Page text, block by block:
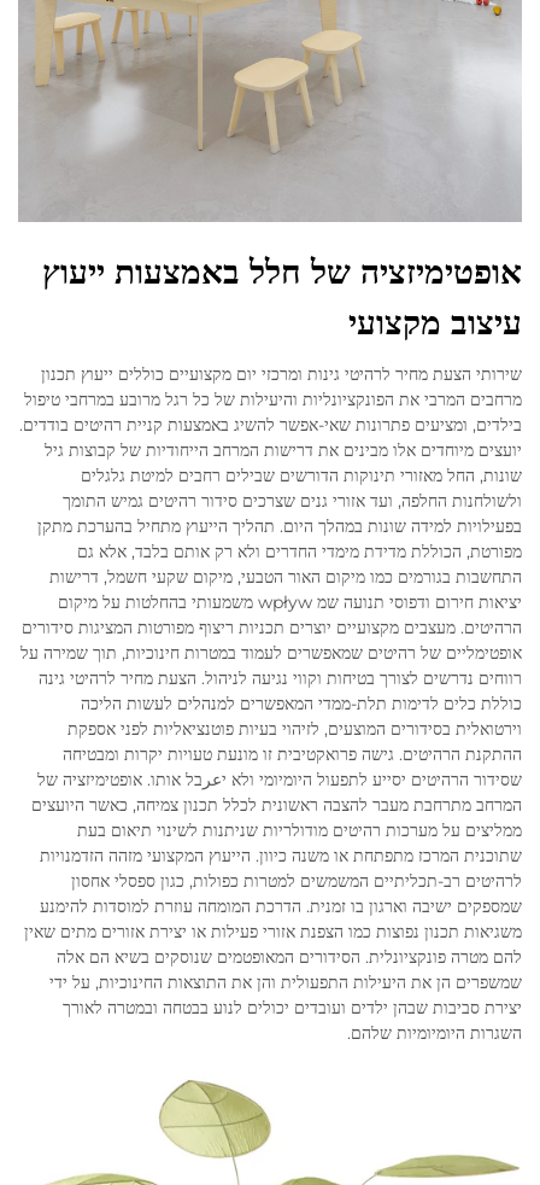
אופטימיזציה של חלל באמצעות ייעוץ
עיצוב מקצועי
שירותי הצעת מחיר לרהיטי גינות ומרכזי יום מקצועיים כוללים ייעוץ תכנון
מרחבים המרבי את הפונקציונליות והיעילות של כל רגל מרובע במרחבי טיפול
בילדים, ומציעים פתרונות שאי-אפשר להשיג באמצעות קניית רהיטים בודדים.
יועצים מיוחדים אלו מבינים את דרישות המרחב הייחודיות של קבוצות גיל
שונות, החל מאזורי תינוקות הדורשים שבילים רחבים למיטת גלגלים
ולשולחנות החלפה, ועד אזורי גנים שצרכים סידור רהיטים גמיש התומך
בפעילויות למידה שונות במהלך היום. תהליך הייעוץ מתחיל בהערכת מתקן
מפורטת, הכוללת מדידת מימדי החדרים ולא רק אותם בלבד, אלא גם
התחשבות בגורמים כמו מיקום האור הטבעי, מיקום שקעי חשמל, דרישות
יציאות חירום ודפוסי תנועה שמ wpływ משמעותי בהחלטות על מיקום
הרהיטים. מעצבים מקצועיים יוצרים תכניות ריצוף מפורטות המציגות סידורים
אופטימליים של רהיטים שמאפשרים לעמוד במטרות חינוכיות, תוך שמירה על
רווחים נדרשים לצורך בטיחות וקווי נגיעה לניהול. הצעת מחיר לרהיטי גינה
כוללת כלים לדימות תלת-ממדי המאפשרים למנהלים לעשות הליכה
וירטואלית בסידורים המוצעים, לזיהוי בעיות פוטנציאליות לפני אספקת
ההתקנת הרהיטים. גישה פרואקטיבית זו מונעת טעויות יקרות ומבטיחה
שסידור הרהיטים יסייע לתפעול היומיומי ולא יعرבל אותו. אופטימיזציה של
המרחב מתרחבת מעבר להצבה ראשונית לכלל תכנון צמיחה, כאשר היועצים
ממליצים על מערכות רהיטים מודולריות שניתנות לשינוי תיאום בעת
שתוכנית המרכז מתפתחת או משנה כיוון. הייעוץ המקצועי מזהה הזדמנויות
לרהיטים רב-תכליתיים המשמשים למטרות כפולות, כגון ספסלי אחסון
שמספקים ישיבה וארגון בו זמנית. הדרכת המומחה עוזרת למוסדות להימנע
משגיאות תכנון נפוצות כמו הצפנת אזורי פעילות או יצירת אזורים מתים שאין
להם מטרה פונקציונלית. הסידורים המאופטמים שנוסקים בשיא הם אלה
שמשפרים הן את היעילות התפעולית והן את התוצאות החינוכיות, על ידי
יצירת סביבות שבהן ילדים ועובדים יכולים לנוע בבטחה ובמטרה לאורך
השגרות היומיומיות שלהם.